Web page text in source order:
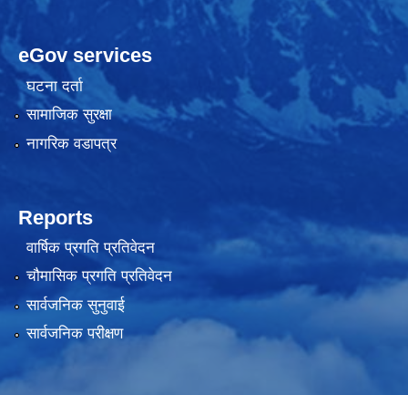
eGov services
घटना दर्ता
सामाजिक सुरक्षा
नागरिक वडापत्र
Reports
वार्षिक प्रगति प्रतिवेदन
चौमासिक प्रगति प्रतिवेदन
सार्वजनिक सुनुवाई
सार्वजनिक परीक्षण